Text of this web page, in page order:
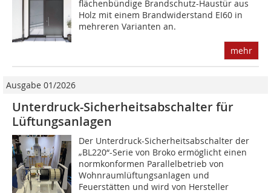
flächenbündige Brandschutz-Haustür aus
Holz mit einem Brandwiderstand EI60 in
mehreren Varianten an.
mehr
Ausgabe 01/2026
Unterdruck-Sicherheitsabschalter für
Lüftungsanlagen
Der Unterdruck-Sicherheitsabschalter der
„BL220“-Serie von Broko ermöglicht einen
normkonformen Parallelbetrieb von
Wohnraumlüftungsanlagen und
Feuerstätten und wird von Hersteller